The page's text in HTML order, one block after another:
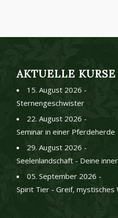
AKTUELLE KURSE
15. August 2026 -
Sternengeschwister
22. August 2026 -
Seminar in einer Pferdeherde
29. August 2026 -
Seelenlandschaft - Deine
05. September 2026 -
Spirit Tier - Greif, mystisches